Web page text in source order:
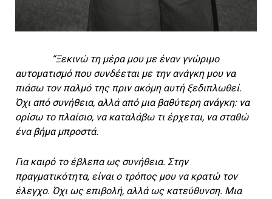
“Ξεκινώ τη μέρα μου με έναν γνώριμο
αυτοματισμό που συνδέεται με την ανάγκη μου να
πιάσω τον παλμό της πριν ακόμη αυτή ξεδιπλωθεί.
Όχι από συνήθεια, αλλά από μια βαθύτερη ανάγκη: να
ορίσω το πλαίσιο, να καταλάβω τι έρχεται, να σταθώ
ένα βήμα μπροστά.
Για καιρό το έβλεπα ως συνήθεια. Στην
πραγματικότητα, είναι ο τρόπος μου να κρατώ τον
έλεγχο. Όχι ως επιβολή, αλλά ως κατεύθυνση. Μια